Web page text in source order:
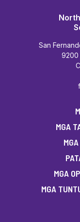
San
9200
MGA
MGA
MGA